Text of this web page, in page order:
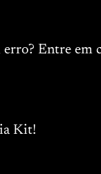
Entre em
Kit!